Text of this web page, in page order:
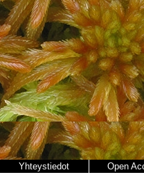
Yhteystiedot Open